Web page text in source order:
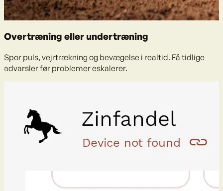
Overtræning eller undertræning
Spor puls, vejrtrækning og bevægelse i realtid. Få tidlige
advarsler før problemer eskalerer.